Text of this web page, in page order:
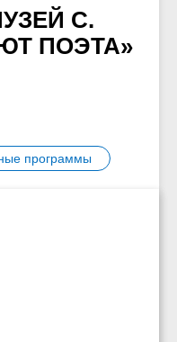
С.
ПОЭТА»
программы